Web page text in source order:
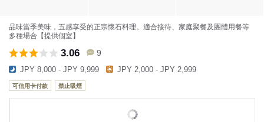
品味當季美味，五感享受的正宗懷石料理。適合接待、家庭聚餐及團體用餐等
多種場合【提供個室】
3.06 9
JPY 8,000 - JPY 9,999 JPY 2,000 - JPY 2,999
可信用卡付款 禁止吸煙